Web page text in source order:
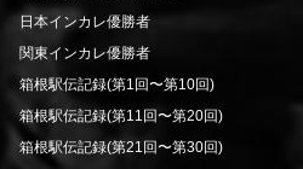
日本インカレ優勝者
関東インカレ優勝者
箱根駅伝記録(第1回〜第10回)
箱根駅伝記録(第11回〜第20回)
箱根駅伝記録(第21回〜第30回)